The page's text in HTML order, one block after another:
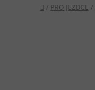
Domů
/ PRO JEZDCE /